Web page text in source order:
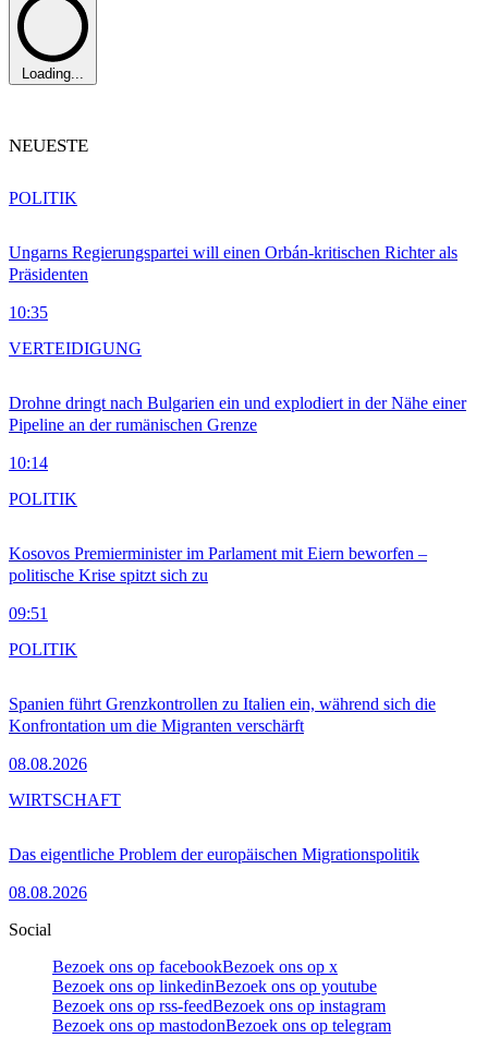
Loading...
NEUESTE
Ungarns Regierungspartei will einen Orbán-kritischen Richter als
Präsidenten
10:35
POLITIK
Drohne dringt nach Bulgarien ein und explodiert in der Nähe einer
Pipeline an der rumänischen Grenze
10:14
VERTEIDIGUNG
Kosovos Premierminister im Parlament mit Eiern beworfen –
politische Krise spitzt sich zu
09:51
POLITIK
Spanien führt Grenzkontrollen zu Italien ein, während sich die
Konfrontation um die Migranten verschärft
08.08.2026
POLITIK
Das eigentliche Problem der europäischen Migrationspolitik
08.08.2026
WIRTSCHAFT
Social
Bezoek ons op facebookBezoek ons op x
Bezoek ons op linkedinBezoek ons op youtube
Bezoek ons op rss-feedBezoek ons op instagram
Bezoek ons op mastodonBezoek ons op telegram